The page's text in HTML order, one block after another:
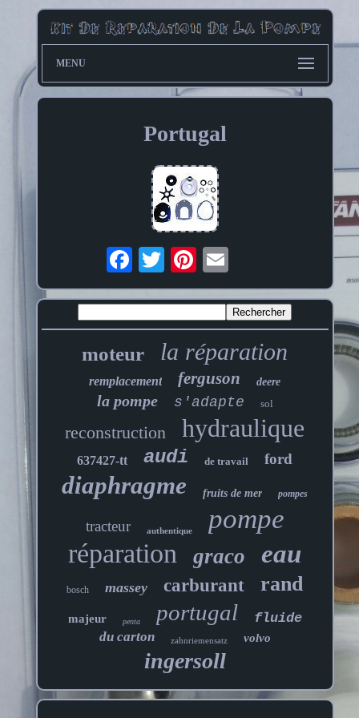
MENU
Portugal
moteur la réparation
remplacement ferguson deere
la pompe s'adapte sol
reconstruction hydraulique
637427-tt audi de travail ford
diaphragme fruits de mer pompes
tracteur authentique pompe
réparation graco eau
bosch massey carburant rand
majeur penta portugal
fluide
du carton
zahnriemensatz volvo
ingersoll